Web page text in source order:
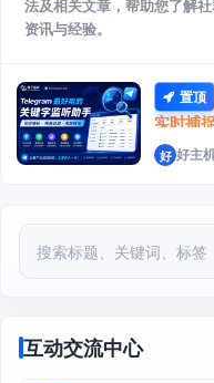
法及相关文章，帮助您了解
资讯与经验。
置顶
实时捕
好 好主
互动交流中心